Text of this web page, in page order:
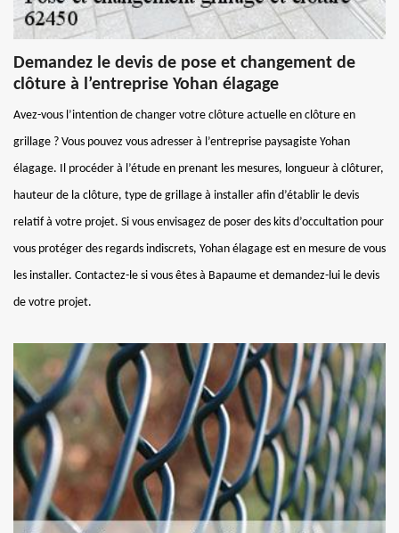
Demandez le devis de pose et changement de
clôture à l’entreprise Yohan élagage
Avez-vous l’intention de changer votre clôture actuelle en clôture en
grillage ? Vous pouvez vous adresser à l’entreprise paysagiste Yohan
élagage. Il procéder à l’étude en prenant les mesures, longueur à clôturer,
hauteur de la clôture, type de grillage à installer afin d’établir le devis
relatif à votre projet. Si vous envisagez de poser des kits d’occultation pour
vous protéger des regards indiscrets, Yohan élagage est en mesure de vous
les installer. Contactez-le si vous êtes à Bapaume et demandez-lui le devis
de votre projet.